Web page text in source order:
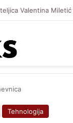
Tehnologija